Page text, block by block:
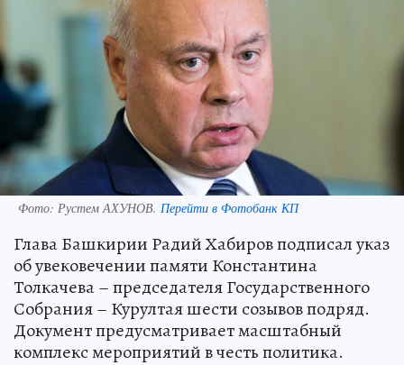
Фото: Рустем АХУНОВ. Перейти в Фотобанк КП
Глава Башкирии Радий Хабиров подписал указ
об увековечении памяти Константина
Толкачева – председателя Государственного
Собрания – Курултая шести созывов подряд.
Документ предусматривает масштабный
комплекс мероприятий в честь политика.